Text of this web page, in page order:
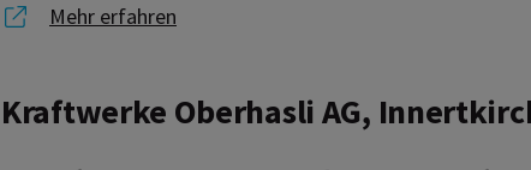
Link zu Mehr erfahren
Mehr erfahren
Kraftwerke Oberhasli AG,